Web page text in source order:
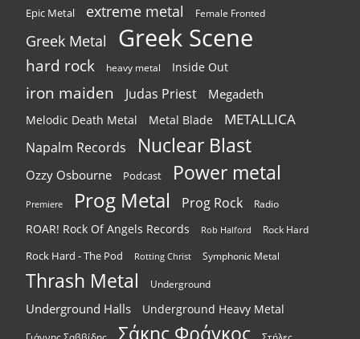
Epic Metal extreme metal Female Fronted
Greek Metal Greek Scene
hard rock heavy metal Inside Out
iron maiden Judas Priest Megadeth
Melodic Death Metal Metal Blade METALLICA
Napalm Records Nuclear Blast
Ozzy Osbourne Podcast Power metal
Premiere Prog Metal Prog Rock Radio
ROAR! Rock Of Angels Records Rob Halford Rock Hard
Rock Hard - The Pod Rotting Christ Symphonic Metal
Thrash Metal Underground
Underground Halls Underground Heavy Metal
Σάκης Φράγκος